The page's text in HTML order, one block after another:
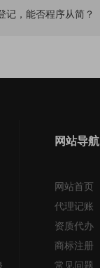
记，能否程序从简？
网站导航
网站首页
代理记账
资质代办
商标注册
常见问题